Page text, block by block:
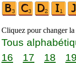
Cliquez pour changer
Tous
16
17 18 19